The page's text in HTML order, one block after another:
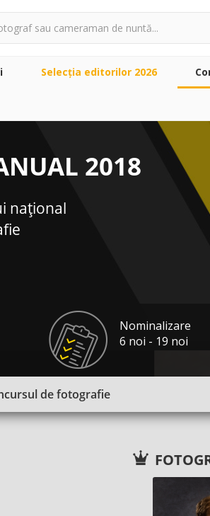
Selecţia editorilor 2026
2018
naţional
Nominalizare
6 noi - 19 noi
defotografie